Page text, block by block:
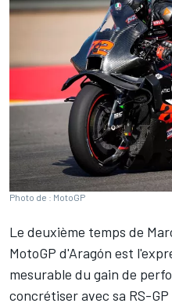
Photo de : MotoGP
Le deuxième temps de
MotoGP d'Aragón est
mesurable du gain de
concrétiser avec sa RS-